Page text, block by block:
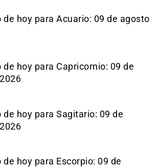
de hoy para Acuario: 09 de agosto
de hoy para Capricornio: 09 de
de hoy para Sagitario: 09 de
de hoy para Escorpio: 09 de